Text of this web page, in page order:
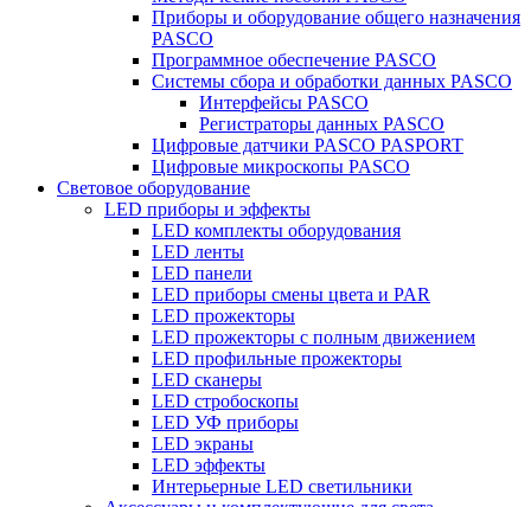
Приборы и оборудование общего назначения
PASCO
Программное обеспечение PASCO
Системы сбора и обработки данных PASCO
Интерфейсы PASCO
Регистраторы данных PASCO
Цифровые датчики PASCO PASPORT
Цифровые микроскопы PASCO
Световое оборудование
LED приборы и эффекты
LED комплекты оборудования
LED ленты
LED панели
LED приборы смены цвета и PAR
LED прожекторы
LED прожекторы с полным движением
LED профильные прожекторы
LED сканеры
LED стробоскопы
LED УФ приборы
LED экраны
LED эффекты
Интерьерные LED светильники